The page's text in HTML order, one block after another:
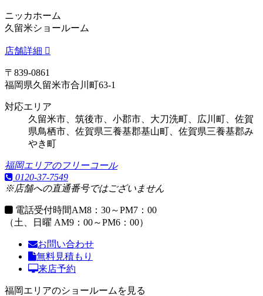
ニッカホーム
久留米ショールーム
店舗詳細
〒839-0861
福岡県久留米市合川町63-1
対応エリア
久留米市、筑後市、小郡市、大刀洗町、広川町、佐賀
県鳥栖市、佐賀県三養基郡基山町、佐賀県三養基郡み
やき町
福岡エリアのフリーコール
0120-37-7549
※店舗への直通番号ではございません
電話受付時間AM8：30～PM7：00
（土、日曜 AM9：00～PM6：00）
お問い合わせ
無料見積もり
来店予約
福岡エリアのショールームを見る